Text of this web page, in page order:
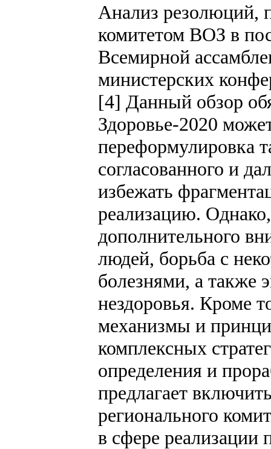
Анализ резолюций,
комитетом ВОЗ в
Всемирной
министерских
[4] Данный обзор
Здоровье-2020
переформулировка
согласованного и
избежать
реализацию.
дополнительного
людей, борьба с
болезнями, а также
нездоровья. Кроме
механизмы и
комплексных
определения и
предлагает
регионального
в сфере реализации